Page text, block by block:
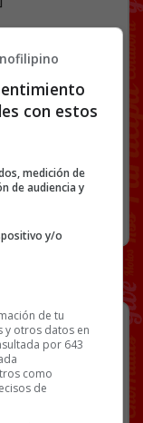
con estos
medición de
de audiencia y
y/o
de tu
y otros datos en
por 643
como
de